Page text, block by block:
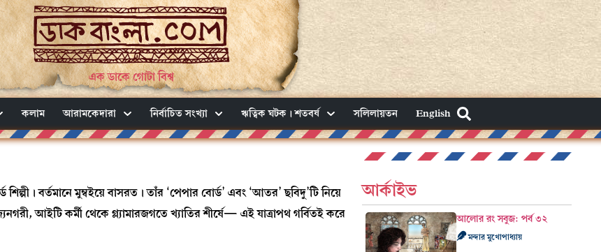
এক ডাকে গোটা বিশ্ব
কলাম আরামকেদারা নির্বাচিত সংখ্যা ঋত্বিক ঘটক। শতবর্ষ সলিলায়তন English
শিল্পী। বর্তমানে মুম্বইয়ে বাসরত। তাঁর ‘পেপার বোর্ড’ এবং ‘আতর’ ছবিদু’টি নিয়ে
আইটি কর্মী থেকে গ্ল্যামারজগতে খ্যাতির শীর্ষে— এই যাত্রাপথ গর্বিতই করে
আর্কাইভ
আলোর রং সবুজ: পর্ব ৩২
মন্দার মুখোপাধ্যায়